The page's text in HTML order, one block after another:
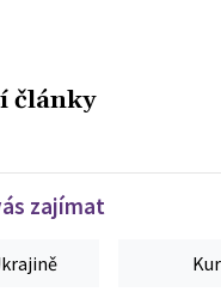
články
zajímat